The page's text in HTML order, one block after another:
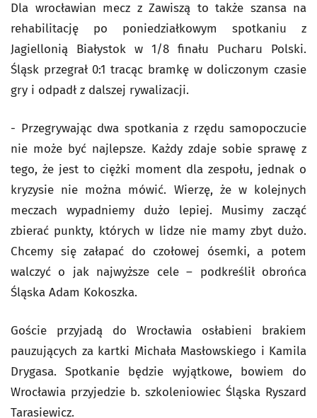
Dla wrocławian mecz z Zawiszą to także szansa na
rehabilitację po poniedziałkowym spotkaniu z
Jagiellonią Białystok w 1/8 finału Pucharu Polski.
Śląsk przegrał 0:1 tracąc bramkę w doliczonym czasie
gry i odpadł z dalszej rywalizacji.
- Przegrywając dwa spotkania z rzędu samopoczucie
nie może być najlepsze. Każdy zdaje sobie sprawę z
tego, że jest to ciężki moment dla zespołu, jednak o
kryzysie nie można mówić. Wierzę, że w kolejnych
meczach wypadniemy dużo lepiej. Musimy zacząć
zbierać punkty, których w lidze nie mamy zbyt dużo.
Chcemy się załapać do czołowej ósemki, a potem
walczyć o jak najwyższe cele – podkreślił obrońca
Śląska Adam Kokoszka.
Goście przyjadą do Wrocławia osłabieni brakiem
pauzujących za kartki Michała Masłowskiego i Kamila
Drygasa. Spotkanie będzie wyjątkowe, bowiem do
Wrocławia przyjedzie b. szkoleniowiec Śląska Ryszard
Tarasiewicz.